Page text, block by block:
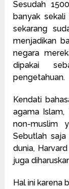
Sesudah
banyak
sekarang
menjadikan
negara
dipakai
pengetahuan.
Kendati
agama Islam,
non-muslim
Sebutlah
dunia,
juga
Hal ini karena